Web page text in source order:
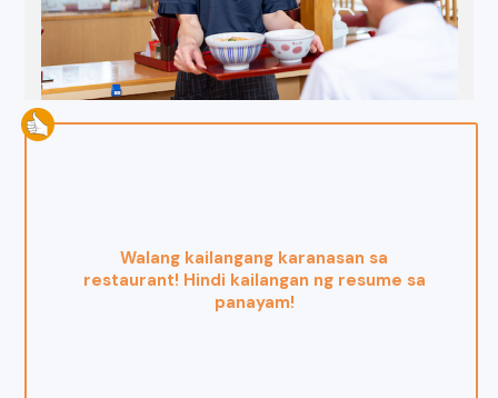
Walang kailangang karanasan sa
restaurant! Hindi kailangan ng resume sa
panayam!